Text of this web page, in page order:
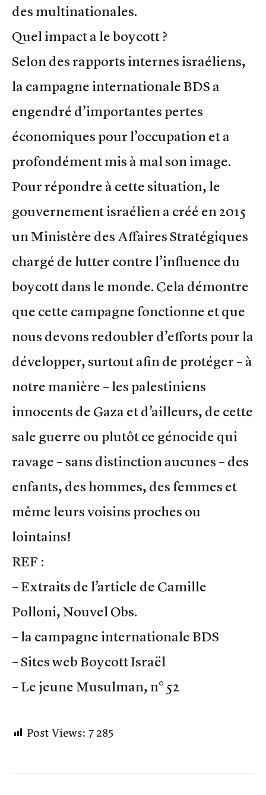
des multinationales.
Quel impact a le boycott ?
Selon des rapports internes israéliens,
la campagne internationale BDS a
engendré d’importantes pertes
économiques pour l’occupation et a
profondément mis à mal son image.
Pour répondre à cette situation, le
gouvernement israélien a créé en 2015
un Ministère des Affaires Stratégiques
chargé de lutter contre l’influence du
boycott dans le monde. Cela démontre
que cette campagne fonctionne et que
nous devons redoubler d’efforts pour la
développer, surtout afin de protéger – à
notre manière – les palestiniens
innocents de Gaza et d’ailleurs, de cette
sale guerre ou plutôt ce génocide qui
ravage – sans distinction aucunes – des
enfants, des hommes, des femmes et
même leurs voisins proches ou
lointains!
REF :
– Extraits de l’article de Camille
Polloni, Nouvel Obs.
– la campagne internationale BDS
– Sites web Boycott Israël
– Le jeune Musulman, n° 52
Post Views:7 285